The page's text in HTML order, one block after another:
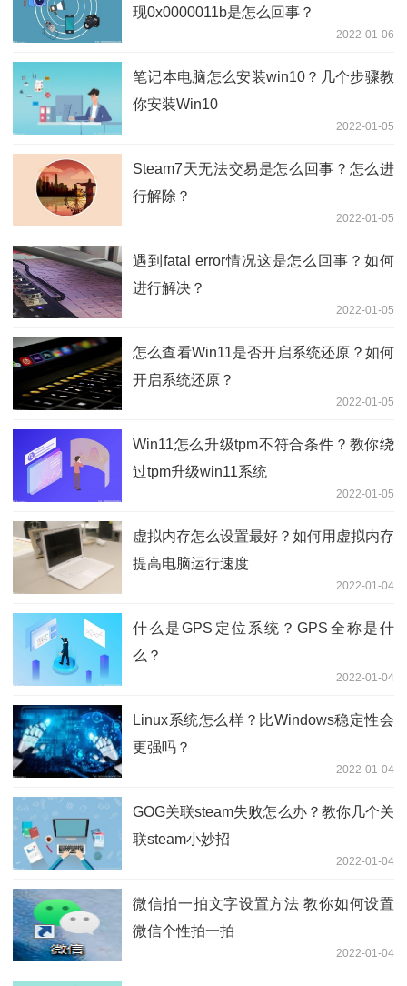
现0x0000011b是怎么回事？
2022-01-06
笔记本电脑怎么安装win10？几个步骤教
你安装Win10
2022-01-05
Steam7天无法交易是怎么回事？怎么进
行解除？
2022-01-05
遇到fatal error情况这是怎么回事？如何
进行解决？
2022-01-05
怎么查看Win11是否开启系统还原？如何
开启系统还原？
2022-01-05
Win11怎么升级tpm不符合条件？教你绕
过tpm升级win11系统
2022-01-05
虚拟内存怎么设置最好？如何用虚拟内存
提高电脑运行速度
2022-01-04
什么是GPS定位系统？GPS全称是什
么？
2022-01-04
Linux系统怎么样？比Windows稳定性会
更强吗？
2022-01-04
GOG关联steam失败怎么办？教你几个关
联steam小妙招
2022-01-04
微信拍一拍文字设置方法 教你如何设置
微信个性拍一拍
2022-01-04